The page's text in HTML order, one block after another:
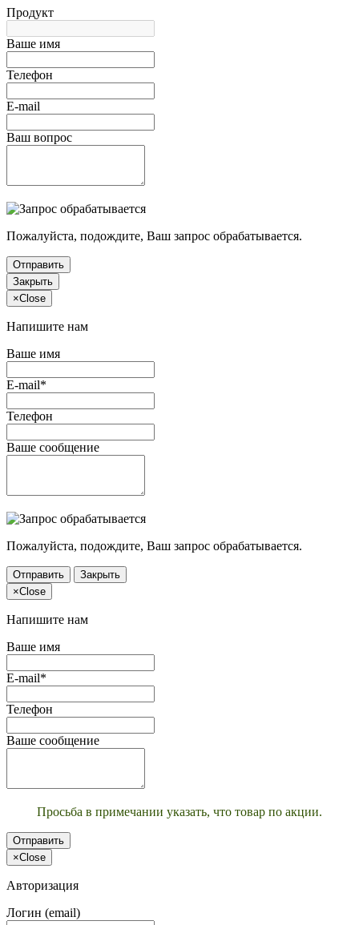
Продукт
Ваше имя
Телефон
E-mail
Ваш вопрос
Пожалуйста, подождите, Ваш запрос обрабатывается.
Отправить
Закрыть
×Close
Напишите нам
Ваше имя
E-mail*
Телефон
Ваше сообщение
Пожалуйста, подождите, Ваш запрос обрабатывается.
Отправить
Закрыть
×Close
Напишите нам
Ваше имя
E-mail*
Телефон
Ваше сообщение
Просьба в примечании указать, что товар по акции.
Отправить
×Close
Авторизация
Логин (email)